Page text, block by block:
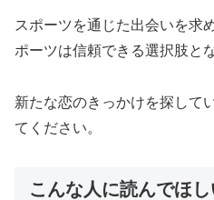
スポーツを通じた出会いを求
ポーツは信頼できる選択肢と
新たな恋のきっかけを探して
てください。
こんな人に読んでほ